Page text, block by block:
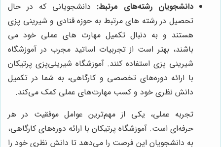
دانشجویان رشته‌های مرتبط: دانشجویانی که در حال
تحصیل در رشته های مرتبط به حوزه قنادی و شیرینی پزی
هستند و به دنبال تکمیل مهارت های عملی خود می
باشند، بهتر است از تجربیات اساتید مجرب در آموزشگاه
شیرینی پزی استفاده کنند. آموزشگاه شیرینی‌پزی پرتیکان
با ارائه دوره‌های تخصصی و کارگاهی، به شما در تکمیل
دانش نظری خود و کسب مهارت‌های عملی کمک می‌کند.
تجربه عملی، یکی از مهم‌ترین عوامل موفقیت در هر
حرفه‌ای است. آموزشگاه پرتیکان با ارائه دوره‌های کارگاهی،
به دانشجویان این فرصت را می‌دهد تا دانش نظری خود را